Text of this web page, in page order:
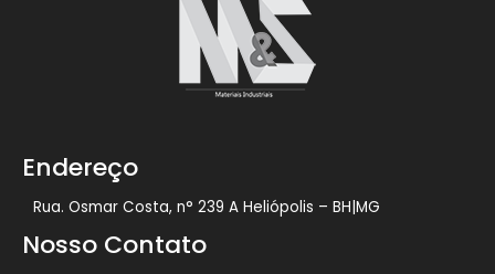
Endereço
Rua. Osmar Costa, n° 239 A Heliópolis – BH|MG
Nosso Contato